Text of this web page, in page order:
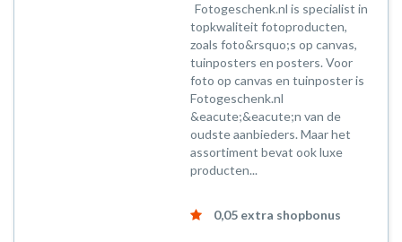
Fotogeschenk.nl is specialist in
topkwaliteit fotoproducten,
zoals foto&rsquo;s op canvas,
tuinposters en posters. Voor
foto op canvas en tuinposter is
Fotogeschenk.nl
&eacute;&eacute;n van de
oudste aanbieders. Maar het
assortiment bevat ook luxe
producten...
0,05 extra shopbonus